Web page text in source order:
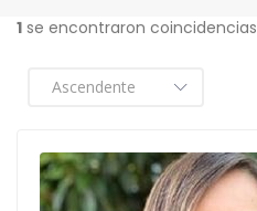
1 se encontraron coincidencias